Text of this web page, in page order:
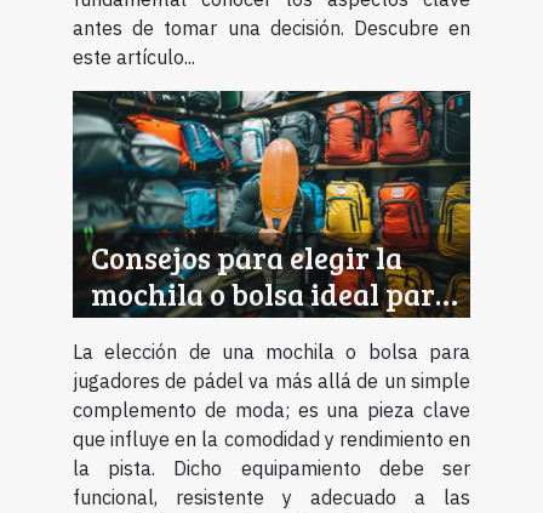
antes de tomar una decisión. Descubre en
este artículo...
Consejos para elegir la
mochila o bolsa ideal para
jugadores de pádel
La elección de una mochila o bolsa para
jugadores de pádel va más allá de un simple
complemento de moda; es una pieza clave
que influye en la comodidad y rendimiento en
la pista. Dicho equipamiento debe ser
funcional, resistente y adecuado a las